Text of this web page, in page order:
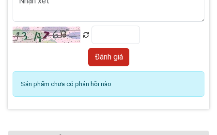
Sản phẩm chưa có phản hồi nào